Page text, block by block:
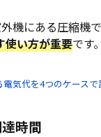
いやすい
機にある圧縮機
使い方が重要です。
気代を4つのケースで
時間